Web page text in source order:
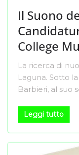
Il Suono
College
La ricerca di
Laguna. Sotto
Barbieri, al suo
Leggi tutto